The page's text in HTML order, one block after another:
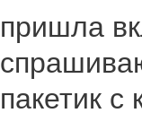
пришла
пакетик с